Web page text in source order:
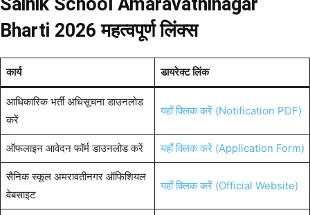
Bharti 2026 महत्वपूर्ण लिंक्स
कार्य डायरेक्ट लिंक
आधिकारिक भर्ती अधिसूचना डाउनलोड
करें
यहाँ क्लिक करें (Notification PDF)
ऑफलाइन आवेदन फॉर्म डाउनलोड करें यहाँ क्लिक करें (Application Form)
सैनिक स्कूल अमरावतीनगर ऑफिशियल
वेबसाइट
यहाँ क्लिक करें (Official Website)